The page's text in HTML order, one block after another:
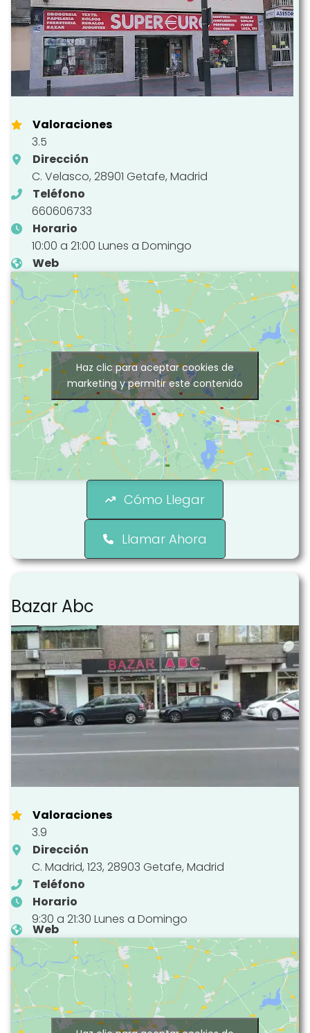
Valoraciones
3.5
Dirección
C. Velasco, 28901 Getafe, Madrid
Teléfono
660606733
Horario
10:00 a 21:00 Lunes a Domingo
Web
Haz clic para aceptar cookies de
marketing y permitir este contenido
Cómo Llegar
Llamar Ahora
Bazar Abc
Valoraciones
3.9
Dirección
C. Madrid, 123, 28903 Getafe, Madrid
Teléfono
Horario
9:30 a 21:30 Lunes a Domingo
Web